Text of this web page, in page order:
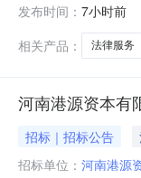
鲁木齐市
发布时间： 7小时前
相关产品：
法律服务
河南港源资本有
招标｜招标公告
招标单位： 河南港源